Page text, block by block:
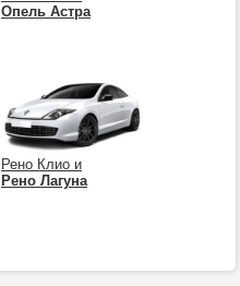
Опель Астра
Рено Клио и
Рено Лагуна